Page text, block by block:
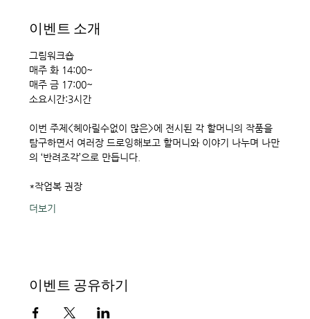
이벤트 소개
그림워크숍
매주 화 14:00~
매주 금 17:00~
소요시간:3시간
이번 주제<헤아릴수없이 많은>에 전시된 각 할머니의 작품을
탐구하면서 여러장 드로잉해보고 할머니와 이야기 나누며 나만
의 ‘반려조각’으로 만듭니다.
*작업복 권장
더보기
이벤트 공유하기